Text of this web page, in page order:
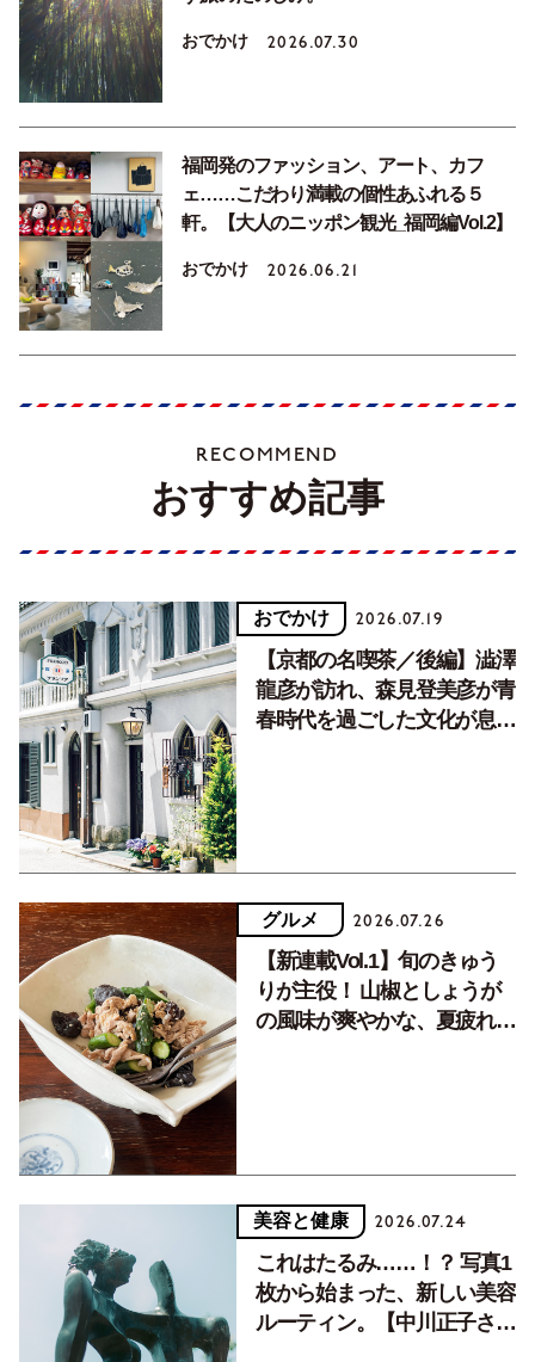
おでかけ 2026.07.30
福岡発のファッション、アート、カフ
ェ……こだわり満載の個性あふれる５
軒。【大人のニッポン観光_福岡編Vol.2】
おでかけ 2026.06.21
RECOMMEND
おすすめ記事
おでかけ 2026.07.19
【京都の名喫茶／後編】澁澤
龍彦が訪れ、森見登美彦が青
春時代を過ごした文化が息づ
グルメ 2026.07.26
【新連載Vol.1】旬のきゅう
りが主役！ 山椒としょうが
の風味が爽やかな、夏疲れを
美容と健康 2026.07.24
これはたるみ……！？ 写真1
枚から始まった、新しい美容
ルーティン。【中川正子さん